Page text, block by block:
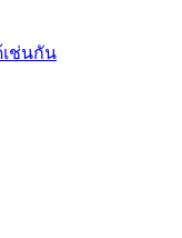
ช่นกัน